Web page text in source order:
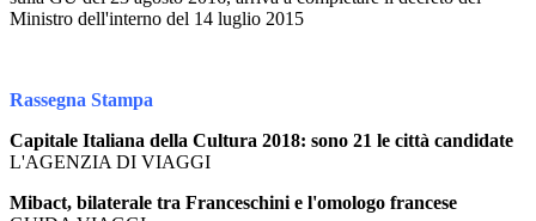
Ministro dell'interno del 14 luglio 2015
Rassegna Stampa
Capitale Italiana della Cultura 2018: sono 21 le città candidate
L'AGENZIA DI VIAGGI
Mibact, bilaterale tra Franceschini e l'omologo francese